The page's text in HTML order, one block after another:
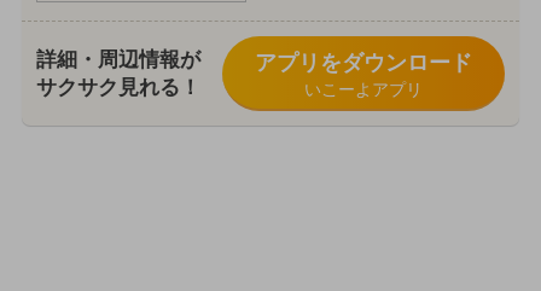
詳細・周辺情報が
サクサク見れる！
アプリをダウンロード
いこーよアプリ